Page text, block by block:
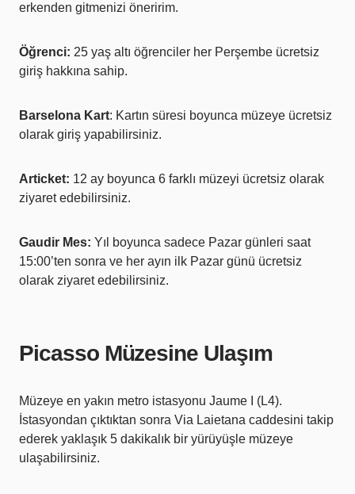
erkenden gitmenizi öneririm.
Öğrenci: 25 yaş altı öğrenciler her Perşembe ücretsiz
giriş hakkına sahip.
Barselona Kart: Kartın süresi boyunca müzeye ücretsiz
olarak giriş yapabilirsiniz.
Articket: 12 ay boyunca 6 farklı müzeyi ücretsiz olarak
ziyaret edebilirsiniz.
Gaudir Mes: Yıl boyunca sadece Pazar günleri saat
15:00’ten sonra ve her ayın ilk Pazar günü ücretsiz
olarak ziyaret edebilirsiniz.
Picasso Müzesine Ulaşım
Müzeye en yakın metro istasyonu Jaume I (L4).
İstasyondan çıktıktan sonra Via Laietana caddesini takip
ederek yaklaşık 5 dakikalık bir yürüyüşle müzeye
ulaşabilirsiniz.